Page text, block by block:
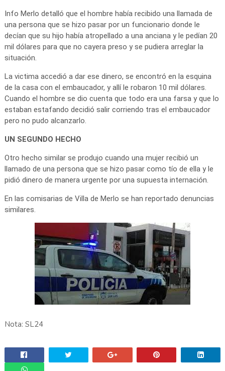
Info Merlo detalló que el hombre había recibido una llamada de
una persona que se hizo pasar por un funcionario donde le
decían que su hijo había atropellado a una anciana y le pedían 20
mil dólares para que no cayera preso y se pudiera arreglar la
situación.
La victima accedió a dar ese dinero, se encontró en la esquina
de la casa con el embaucador, y allí le robaron 10 mil dólares.
Cuando el hombre se dio cuenta que todo era una farsa y que lo
estaban estafando decidió salir corriendo tras el embaucador
pero no pudo alcanzarlo.
UN SEGUNDO HECHO
Otro hecho similar se produjo cuando una mujer recibió un
llamado de una persona que se hizo pasar como tío de ella y le
pidió dinero de manera urgente por una supuesta internación.
En las comisarias de Villa de Merlo se han reportado denuncias
similares.
Nota: SL24